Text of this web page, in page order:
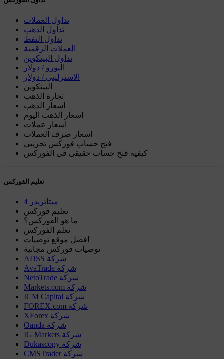
تداول العملات
تداول الذهب
تداول النفط
العملات الرقمية
تداول البيتكوين
اليورو / دولار
الاسترليني / دولار
البيتكوين
تجارة الذهب
اسعار الذهب
اسعار الذهب اليوم
اسعار عملات
اسعار صرف العملات
فتح حساب فوركس تجريبي
كيفية فتح حساب حقيقى فى الفوركس
تعليم الفوركس
ميتاتريدر 4
تعليم فوركس
ما هو الفوركس؟
تعلم الفوركس
افضل موقع توصيات
توصيات فوركس مجانية
ADSS شركة
AvaTrade شركة
NetoTrade شركة
Markets.com شركة
ICM Capital شركة
FOREX.com شركة
XForex شركة
Oanda شركة
IG Markets شركة
Dukascopy شركة
CMSTrader شركة